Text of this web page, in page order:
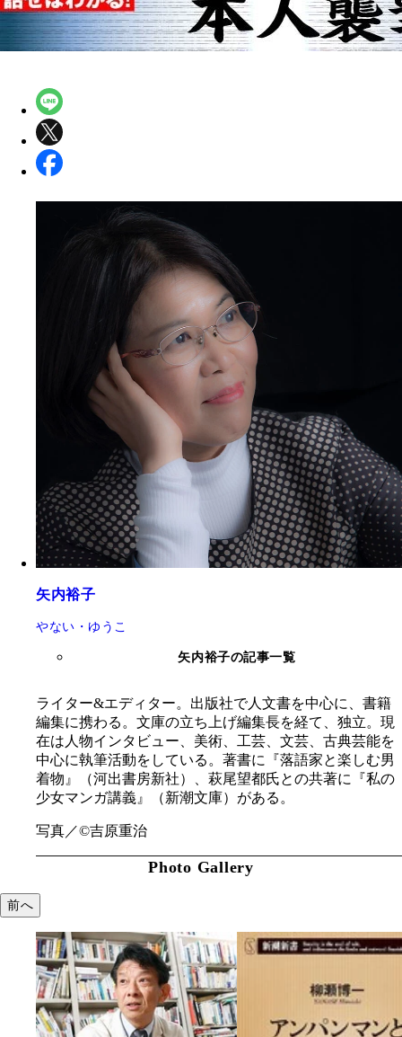
矢内裕子
やない・ゆうこ
矢内裕子の記事一覧
ライター&エディター。出版社で人文書を中心に、書籍
編集に携わる。文庫の立ち上げ編集長を経て、独立。現
在は人物インタビュー、美術、工芸、文芸、古典芸能を
中心に執筆活動をしている。著書に『落語家と楽しむ男
着物』（河出書房新社）、萩尾望都氏との共著に『私の
少女マンガ講義』（新潮文庫）がある。
写真／©吉原重治
Photo Gallery
前へ